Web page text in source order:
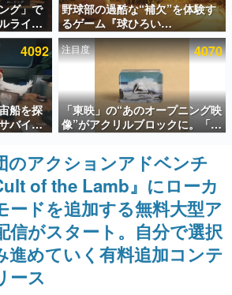
一覧
り記事
数が数千以上！ ページビュー数万以上！ などな
人々に読まれた、電ファミ渾身の“殿堂入り”記
ました。
の企画書
ムクリエイターの方々に製作時のエピソードをお
ットする企画（ゲーム）とは何か？を探ってい
解いてはいけない。『赫本』は、〈試験問題〉
短編ホラー小説集です。
に訊く
グ」で
ライク
はソウ
事に失
野球部の過酷な“補欠”を体験す
るゲーム『球ひろい
Simulator』が「1件」のウィッ
シュリストをもとにチェコ語に
対応しSNSで話題に。『キング
ダム・カム』開発元やチェコの
プロ野球選手から称賛の声
4092
船を探
バイバ
』が無
期間は8
注目度 4070
「東映」の“あのオープニング映
像”がアクリルブロックに。「東
映ヒストリカル グッズコレクシ
ョン」が8月下旬より発売
のアクションアドベンチ
of the Lamb』にローカ
ードを追加する無料大型ア
信がスタート。自分で選択
進めていく有料追加コンテ
ース